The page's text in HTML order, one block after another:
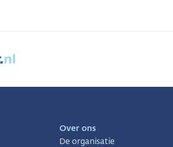
Over ons
De organisatie